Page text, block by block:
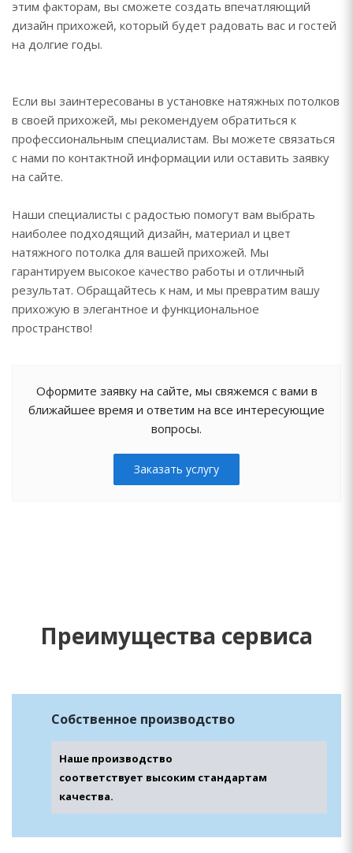
этим факторам, вы сможете создать впечатляющий
дизайн прихожей, который будет радовать вас и гостей
на долгие годы.
Если вы заинтересованы в установке натяжных потолков
в своей прихожей, мы рекомендуем обратиться к
профессиональным специалистам. Вы можете связаться
с нами по контактной информации или оставить заявку
на сайте.
Наши специалисты с радостью помогут вам выбрать
наиболее подходящий дизайн, материал и цвет
натяжного потолка для вашей прихожей. Мы
гарантируем высокое качество работы и отличный
результат. Обращайтесь к нам, и мы превратим вашу
прихожую в элегантное и функциональное
пространство!
Оформите заявку на сайте, мы свяжемся с вами в
ближайшее время и ответим на все интересующие
вопросы.
Заказать услугу
Преимущества сервиса
Собственное производство
Наше производство
соответствует высоким стандартам
качества.